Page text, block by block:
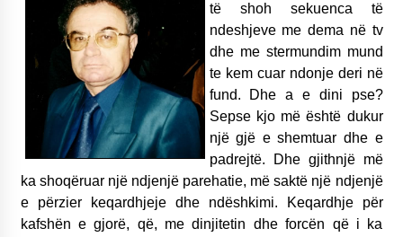
Gazeta Kallarati nr. 117
03/05/2026
Gazeta Kallarati nr. 116
28/01/2026
Mbi kockat e martirëve ngrihet Atdheu
17/10/2025
Gazeta Kallarati nr. 115
14/10/2025
të shoh sekuenca të
ndeshjeve me dema në tv
dhe me stermundim mund
te kem cuar ndonje deri në
fund. Dhe a e dini pse?
Sepse kjo më është dukur
një gjë e shemtuar dhe e
padrejtë. Dhe gjithnjë më
ka shoqëruar një ndjenjë parehatie, më saktë një ndjenjë
e përzier keqardhjeje dhe ndëshkimi. Keqardhje për
kafshën e gjorë, që, me dinjitetin dhe forcën që i ka